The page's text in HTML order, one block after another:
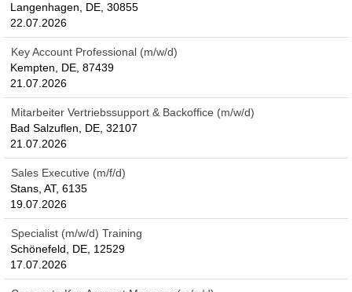
Langenhagen, DE, 30855
22.07.2026
Key Account Professional (m/w/d)
Kempten, DE, 87439
21.07.2026
Mitarbeiter Vertriebssupport & Backoffice (m/w/d)
Bad Salzuflen, DE, 32107
21.07.2026
Sales Executive (m/f/d)
Stans, AT, 6135
19.07.2026
Specialist (m/w/d) Training
Schönefeld, DE, 12529
17.07.2026